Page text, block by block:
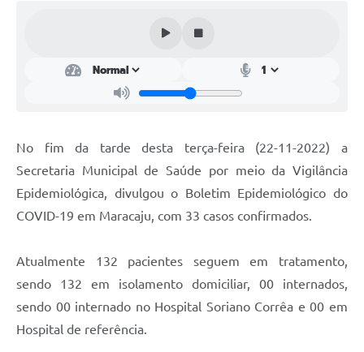
Decorrência de COVID-19 Comércio - Adesão ao
Plano Municipal de Enfrentamento da Pandemia em
Decorrência de COVID-19 Educação - Adesão ao
Downloads
Telefones Úteis
No fim da tarde desta terça-feira (22-11-2022) a
Secretaria Municipal de Saúde por meio da Vigilância
Epidemiológica, divulgou o Boletim Epidemiológico do
COVID-19 em Maracaju, com 33 casos confirmados.
Atualmente 132 pacientes seguem em tratamento,
sendo 132 em isolamento domiciliar, 00 internados,
sendo 00 internado no Hospital Soriano Corrêa e 00 em
Hospital de referência.